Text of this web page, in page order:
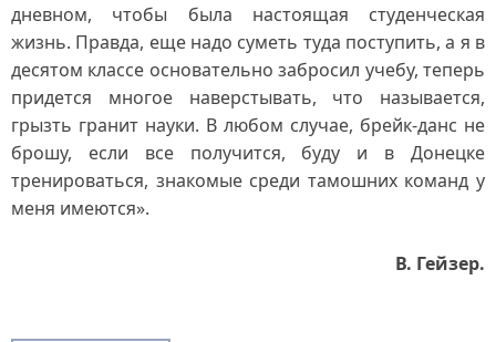
дневном, чтобы была настоящая студенческая
жизнь. Правда, еще надо суметь туда поступить, а я в
десятом классе основательно забросил учебу, теперь
придется многое наверстывать, что называется,
грызть гранит науки. В любом случае, брейк-данс не
брошу, если все получится, буду и в Донецке
тренироваться, знакомые среди тамошних команд у
меня имеются».
В. Гейзер.